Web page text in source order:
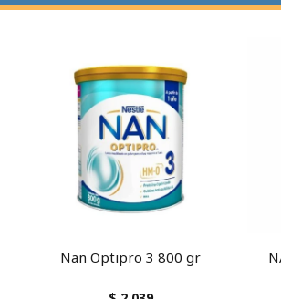
Nan Optipro 3 800 gr